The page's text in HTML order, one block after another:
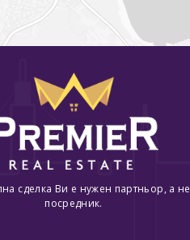
сделка Ви е нужен партньор, а не
посредник.